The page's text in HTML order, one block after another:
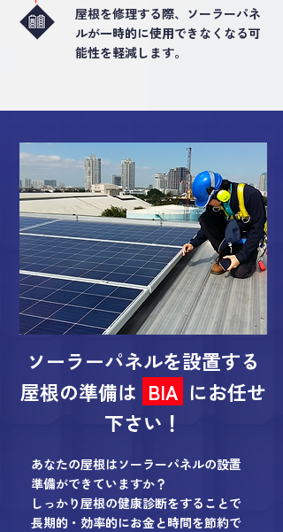
屋根を修理する際、ソーラーパネ
ルが一時的に使用できなくなる可
能性を軽減します。
ソーラーパネルを設置する
屋根の準備は BIA にお任せ
下さい！
あなたの屋根はソーラーパネルの設置
準備ができていますか？
しっかり屋根の健康診断をすることで
長期的・効率的にお金と時間を節約で